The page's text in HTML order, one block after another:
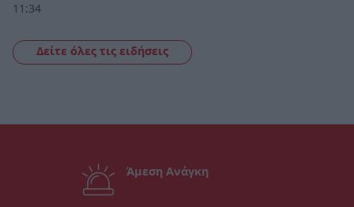
11:34
Δείτε όλες τις ειδήσεις
Άμεση Ανάγκη